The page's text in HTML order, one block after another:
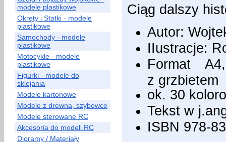
modele plastikowe
Okręty i Statki - modele
plastikowe
Samochody - modele
plastikowe
Motocykle - modele
plastikowe
Figurki - modele do
sklejania
Modele kartonowe
Modele z drewna, szybowce
Modele sterowane RC
Akcesoria do modeli RC
Dioramy / Materiały
Ciąg dalszy
Autor:
IIustracje:
Format A4,
z grzbietem
ok. 30
Tekst w
ISBN 978-